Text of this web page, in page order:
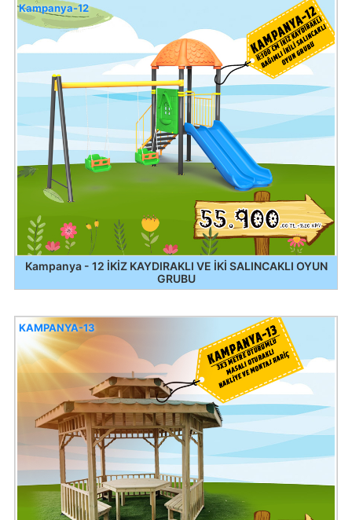
Kampanya - 12 İKİZ KAYDIRAKLI VE İKİ SALINCAKLI OYUN
GRUBU
Kampanya-12
KAMPANYA-13